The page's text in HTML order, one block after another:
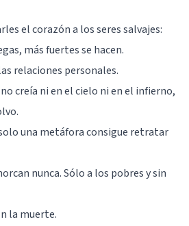
el corazón a los seres salvajes:
más fuertes se hacen.
relaciones personales.
no creía ni en el cielo ni en el infierno,
una metáfora consigue retratar
nunca. Sólo a los pobres y sin
la muerte.